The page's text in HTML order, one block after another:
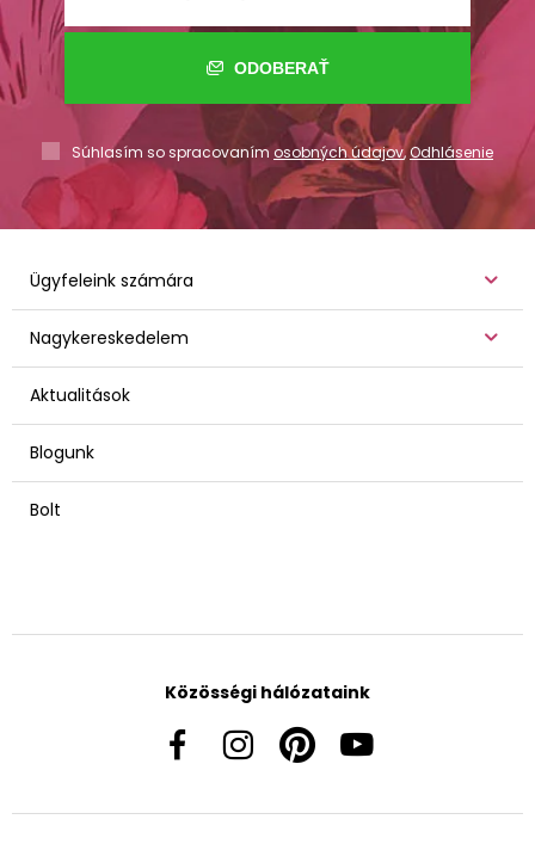
ODOBERAŤ
Súhlasím so spracovaním osobných údajov,Odhlásenie
Ügyfeleink számára
Nagykereskedelem
Aktualitások
Blogunk
Bolt
Közösségi hálózataink